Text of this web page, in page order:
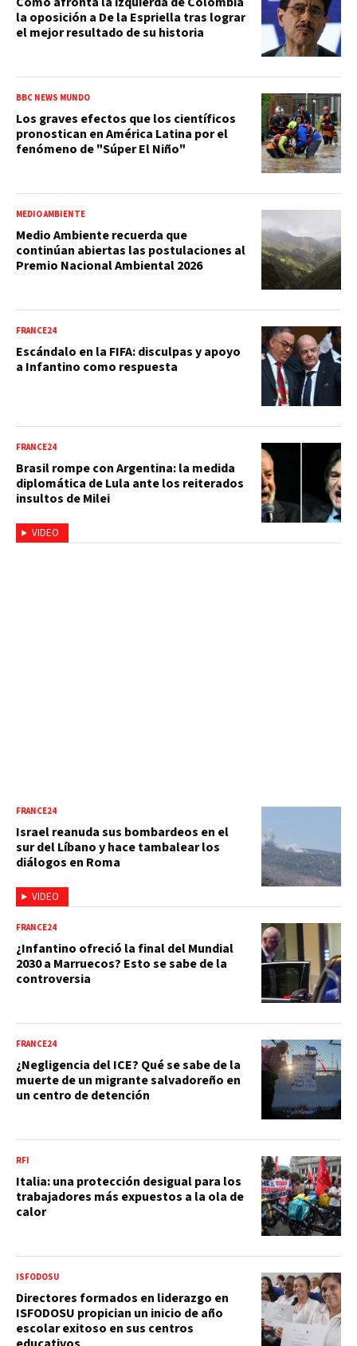
la oposición a De la Espriella tras lograr
el mejor resultado de su historia
BBC NEWS MUNDO
Los graves efectos que los científicos
pronostican en América Latina por el
fenómeno de "Súper El Niño"
MEDIO AMBIENTE
Medio Ambiente recuerda que
continúan abiertas las postulaciones al
Premio Nacional Ambiental 2026
FRANCE24
Escándalo en la FIFA: disculpas y apoyo
a Infantino como respuesta
VIDEO
FRANCE24
Brasil rompe con Argentina: la medida
diplomática de Lula ante los reiterados
insultos de Milei
VIDEO
FRANCE24
Israel reanuda sus bombardeos en el
sur del Líbano y hace tambalear los
diálogos en Roma
FRANCE24
¿Infantino ofreció la final del Mundial
2030 a Marruecos? Esto se sabe de la
controversia
FRANCE24
¿Negligencia del ICE? Qué se sabe de la
muerte de un migrante salvadoreño en
un centro de detención
RFI
Italia: una protección desigual para los
trabajadores más expuestos a la ola de
calor
ISFODOSU
Directores formados en liderazgo en
ISFODOSU propician un inicio de año
escolar exitoso en sus centros